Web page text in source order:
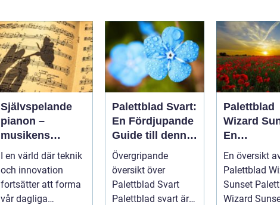
Självspelande
pianon –
musikens
automatiska
framtid
I en värld där teknik
och innovation
fortsätter att forma
vår dagliga
Palettblad Svart:
En Fördjupande
Guide till denna
Mörka Skönhet
Övergripande
översikt över
Palettblad Svart
Palettblad svart är
Palettblad
Wizard
En
Skatt för
aster
En översikt
Palettblad
Sunset Palettblad
Wizard